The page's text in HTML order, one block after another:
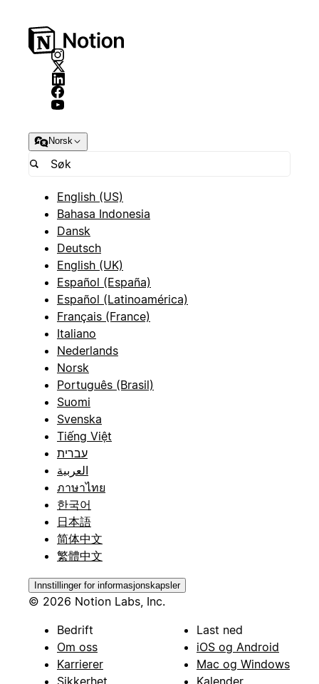
Norsk
English (US)
Bahasa Indonesia
Dansk
Deutsch
English (UK)
Español (España)
Español (Latinoamérica)
Français (France)
Italiano
Nederlands
Norsk
Português (Brasil)
Suomi
Svenska
Tiếng Việt
עברית
العربية
ภาษาไทย
한국어
日本語
简体中文
繁體中文
Innstillinger for informasjonskapsler
© 2026 Notion Labs, Inc.
Bedrift
Om oss
Karrierer
Sikkerhet
Last ned
iOS og Android
Mac og Windows
Kalender